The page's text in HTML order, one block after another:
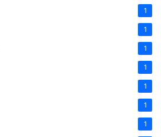
1
1
1
1
1
1
1